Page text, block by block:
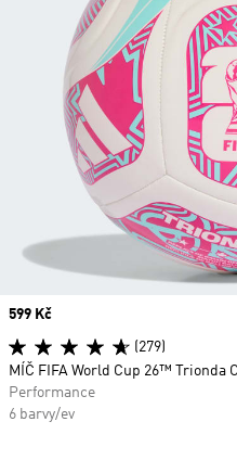
Price
599 Kč
(279)
MÍČ FIFA World Cup 26™ Trionda
Performance
6 barvy/ev